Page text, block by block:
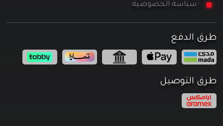
سياسة الخصوصية
طرق الدفع
طرق التوصيل